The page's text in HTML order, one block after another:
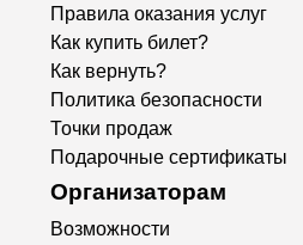
Правила оказания услуг
Как купить билет?
Как вернуть?
Политика безопасности
Точки продаж
Подарочные сертификаты
Организаторам
Возможности